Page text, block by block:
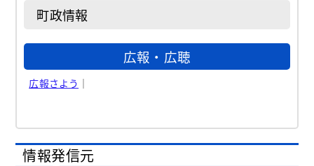
町政情報
広報・広聴
広報さよう ｜
情報発信元